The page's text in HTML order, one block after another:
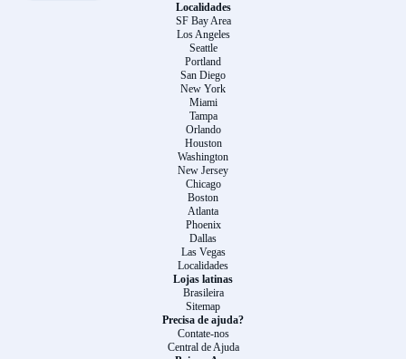
Localidades
SF Bay Area
Los Angeles
Seattle
Portland
San Diego
New York
Miami
Tampa
Orlando
Houston
Washington
New Jersey
Chicago
Boston
Atlanta
Phoenix
Dallas
Las Vegas
Localidades
Lojas latinas
Brasileira
Sitemap
Precisa de ajuda?
Contate-nos
Central de Ajuda